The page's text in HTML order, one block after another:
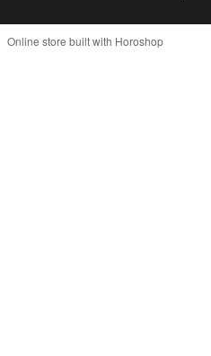
Online store built with Horoshop